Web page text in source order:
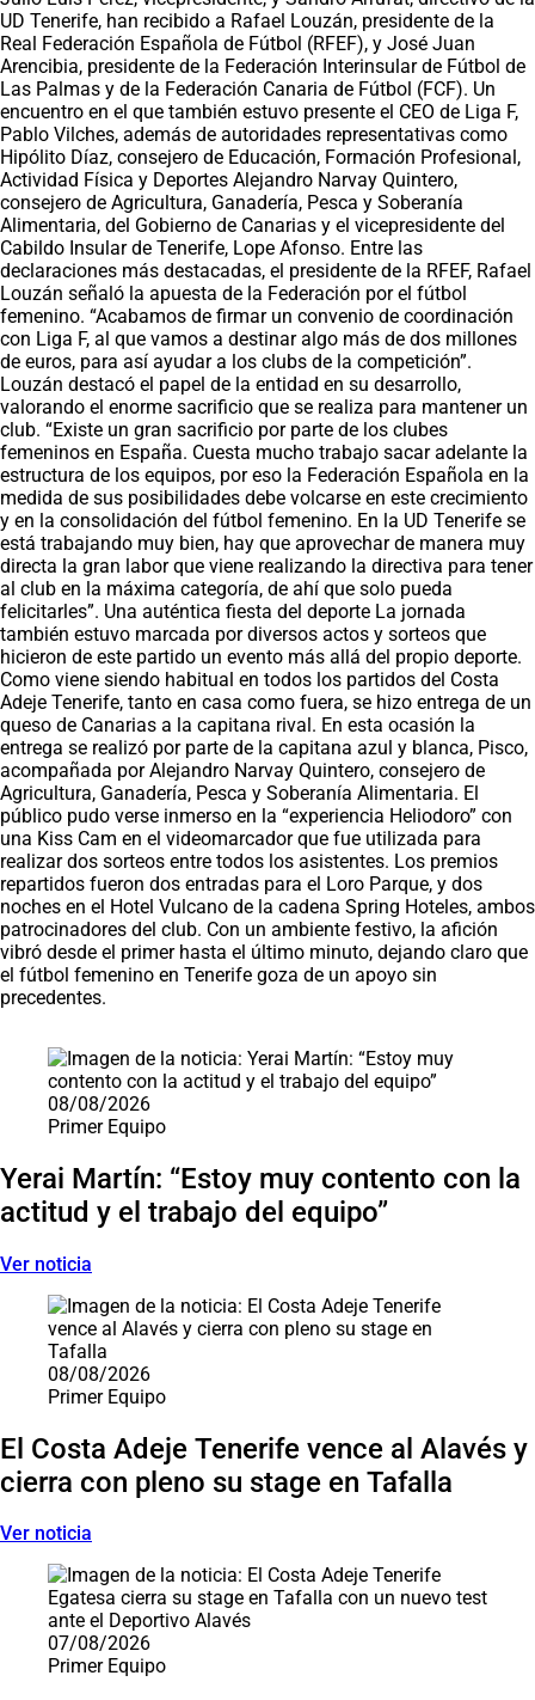
UD Tenerife, han recibido a Rafael Louzán, presidente de la
Real Federación Española de Fútbol (RFEF), y José Juan
Arencibia, presidente de la Federación Interinsular de Fútbol de
Las Palmas y de la Federación Canaria de Fútbol (FCF). Un
encuentro en el que también estuvo presente el CEO de Liga F,
Pablo Vilches, además de autoridades representativas como
Hipólito Díaz, consejero de Educación, Formación Profesional,
Actividad Física y Deportes Alejandro Narvay Quintero,
consejero de Agricultura, Ganadería, Pesca y Soberanía
Alimentaria, del Gobierno de Canarias y el vicepresidente del
Cabildo Insular de Tenerife, Lope Afonso. Entre las
declaraciones más destacadas, el presidente de la RFEF, Rafael
Louzán señaló la apuesta de la Federación por el fútbol
femenino. “Acabamos de firmar un convenio de coordinación
con Liga F, al que vamos a destinar algo más de dos millones
de euros, para así ayudar a los clubs de la competición”.
Louzán destacó el papel de la entidad en su desarrollo,
valorando el enorme sacrificio que se realiza para mantener un
club. “Existe un gran sacrificio por parte de los clubes
femeninos en España. Cuesta mucho trabajo sacar adelante la
estructura de los equipos, por eso la Federación Española en la
medida de sus posibilidades debe volcarse en este crecimiento
y en la consolidación del fútbol femenino. En la UD Tenerife se
está trabajando muy bien, hay que aprovechar de manera muy
directa la gran labor que viene realizando la directiva para tener
al club en la máxima categoría, de ahí que solo pueda
felicitarles”. Una auténtica fiesta del deporte La jornada
también estuvo marcada por diversos actos y sorteos que
hicieron de este partido un evento más allá del propio deporte.
Como viene siendo habitual en todos los partidos del Costa
Adeje Tenerife, tanto en casa como fuera, se hizo entrega de un
queso de Canarias a la capitana rival. En esta ocasión la
entrega se realizó por parte de la capitana azul y blanca, Pisco,
acompañada por Alejandro Narvay Quintero, consejero de
Agricultura, Ganadería, Pesca y Soberanía Alimentaria. El
público pudo verse inmerso en la “experiencia Heliodoro” con
una Kiss Cam en el videomarcador que fue utilizada para
realizar dos sorteos entre todos los asistentes. Los premios
repartidos fueron dos entradas para el Loro Parque, y dos
noches en el Hotel Vulcano de la cadena Spring Hoteles, ambos
patrocinadores del club. Con un ambiente festivo, la afición
vibró desde el primer hasta el último minuto, dejando claro que
el fútbol femenino en Tenerife goza de un apoyo sin
precedentes.
08/08/2026
Primer Equipo
Yerai Martín: “Estoy muy contento con la
actitud y el trabajo del equipo”
Ver noticia
08/08/2026
Primer Equipo
El Costa Adeje Tenerife vence al Alavés y
cierra con pleno su stage en Tafalla
Ver noticia
07/08/2026
Primer Equipo